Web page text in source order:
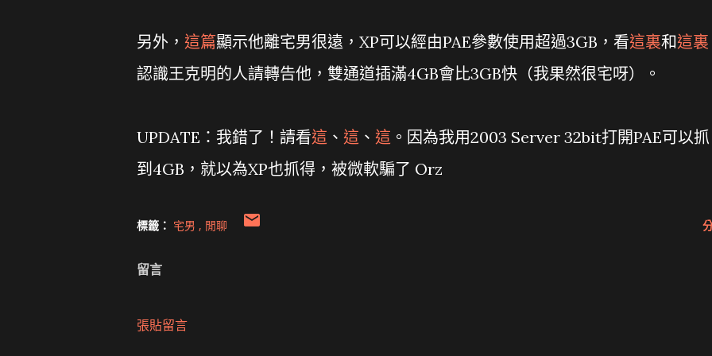
另外， 這篇顯示他離宅男很遠，XP可以經由PAE參數使用超過3GB，看這裏和這裏
認識王克明的人請轉告他，雙通道插滿4GB會比3GB快（我果然很宅呀）。
UPDATE：我錯了！請看這 、 這 、 這 。因為我用2003 Server 32bit打開PAE可以抓
到4GB，就以為XP也抓得，被微軟騙了 Orz
標籤： 宅男 閒聊
留言
張貼留言